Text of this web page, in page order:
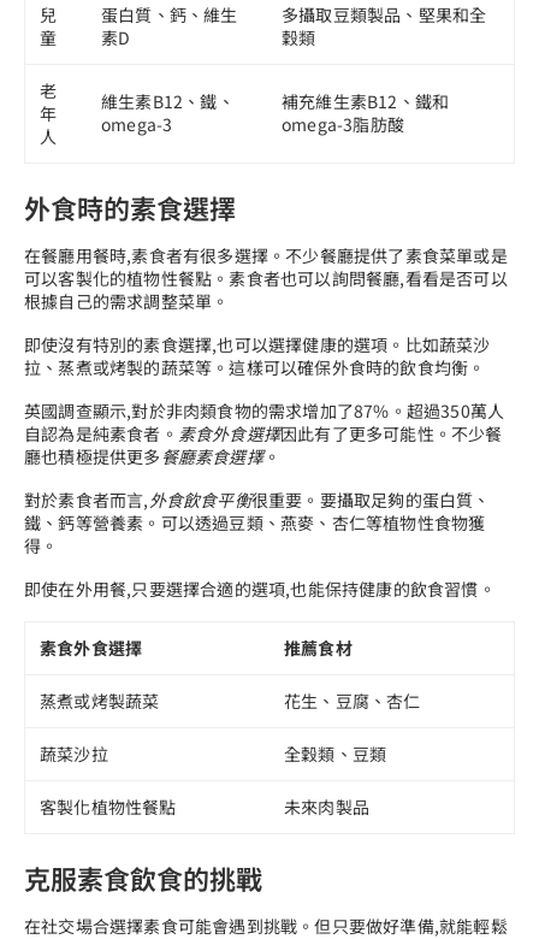
兒
童
蛋白質、鈣、維生
素D
多攝取豆類製品、堅果和全
穀類
老
年
人
維生素B12、鐵、
omega-3
補充維生素B12、鐵和
omega-3脂肪酸
外食時的素食選擇
在餐廳用餐時,素食者有很多選擇。不少餐廳提供了素食菜單或是
可以客製化的植物性餐點。素食者也可以詢問餐廳,看看是否可以
根據自己的需求調整菜單。
即使沒有特別的素食選擇,也可以選擇健康的選項。比如蔬菜沙
拉、蒸煮或烤製的蔬菜等。這樣可以確保外食時的飲食均衡。
英國調查顯示,對於非肉類食物的需求增加了87%。超過350萬人
自認為是純素食者。 素食外食選擇因此有了更多可能性。不少餐
廳也積極提供更多 餐廳素食選擇。
對於素食者而言, 外食飲食平衡很重要。要攝取足夠的蛋白質、
鐵、鈣等營養素。可以透過豆類、燕麥、杏仁等植物性食物獲
得。
即使在外用餐,只要選擇合適的選項,也能保持健康的飲食習慣。
素食外食選擇 推薦食材
蒸煮或烤製蔬菜 花生、豆腐、杏仁
蔬菜沙拉 全穀類、豆類
客製化植物性餐點 未來肉製品
克服素食飲食的挑戰
在社交場合選擇素食可能會遇到挑戰。但只要做好準備,就能輕鬆